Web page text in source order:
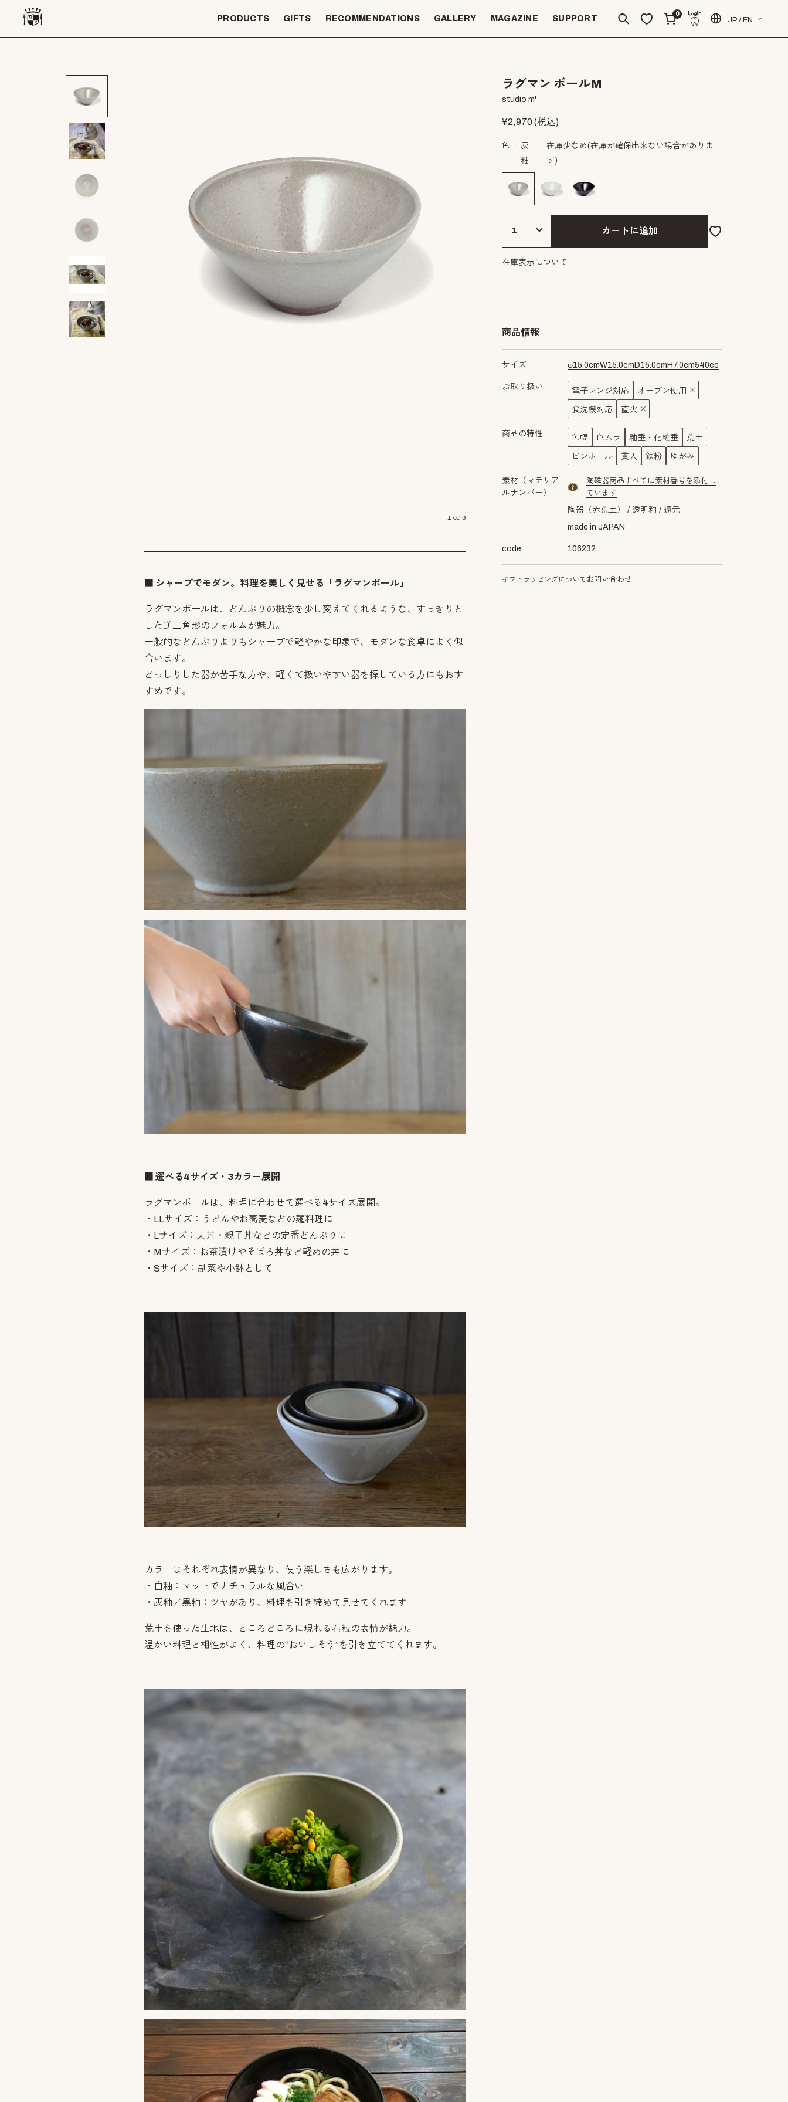
PRODUCTS GIFTS RECOMMENDATIONS GALLERY MAGAZINE SUPPORT
0
JP / EN
1of 6
ラグマン ボールM
studio m'
¥2,970(税込)
色
灰
釉
在庫少なめ(在庫が確保出来ない場合がありま
す)
カートに追加
在庫表示について
商品情報
サイズ φ15.0cmW15.0cm D15.0cm H 7.0cm540cc
お取り扱い 電子レンジ対応 オーブン使用
食洗機対応 直火
商品の特性 色幅 色ムラ 釉垂・化粧垂 荒土
ピンホール 貫入 鉄粉 ゆがみ
素材（マテリア
ルナンバー）
material number2
陶磁器商品すべてに素材番号を添付し
ています
陶器（赤荒土） 透明釉
還元
made in JAPAN
code 106232
ギフトラッピングについて お問い合わせ
■ シャープでモダン。料理を美しく見せる「ラグマンボール」
ラグマンボールは、どんぶりの概念を少し変えてくれるような、すっきりと
した逆三角形のフォルムが魅力。
一般的などんぶりよりもシャープで軽やかな印象で、モダンな食卓によく似
合います。
どっしりした器が苦手な方や、軽くて扱いやすい器を探している方にもおす
すめです。
■ 選べる4サイズ・3カラー展開
ラグマンボールは、料理に合わせて選べる4サイズ展開。
・LLサイズ：うどんやお蕎麦などの麺料理に
・Lサイズ：天丼・親子丼などの定番どんぶりに
・Mサイズ：お茶漬けやそぼろ丼など軽めの丼に
・Sサイズ：副菜や小鉢として
カラーはそれぞれ表情が異なり、使う楽しさも広がります。
・白釉：マットでナチュラルな風合い
・灰釉／黒釉：ツヤがあり、料理を引き締めて見せてくれます
荒土を使った生地は、ところどころに現れる石粒の表情が魅力。
温かい料理と相性がよく、料理の“おいしそう”を引き立ててくれます。